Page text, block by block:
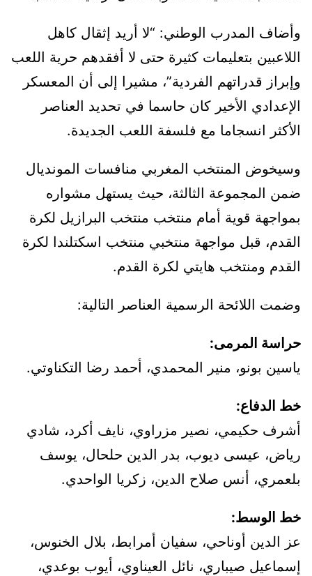
وأضاف المدرب الوطني: “لا أريد إثقال كاهل
اللاعبين بتعليمات كثيرة حتى لا أفقدهم حرية اللعب
وإبراز قدراتهم الفردية”، مشيرا إلى أن المعسكر
الإعدادي الأخير كان حاسما في تحديد العناصر
الأكثر انسجاما مع فلسفة اللعب الجديدة.
وسيخوض المنتخب المغربي منافسات المونديال
ضمن المجموعة الثالثة، حيث يستهل مشواره
بمواجهة قوية أمام منتخب منتخب البرازيل لكرة
القدم، قبل مواجهة منتخبي منتخب اسكتلندا لكرة
القدم ومنتخب هايتي لكرة القدم.
وضمت اللائحة الرسمية العناصر التالية:
حراسة المرمى:
ياسين بونو، منير المحمدي، أحمد رضا التكناوتي.
خط الدفاع:
أشرف حكيمي، نصير مزراوي، نايف أكرد، شادي
رياض، عيسى ديوب، بدر الدين حلحال، يوسف
بلعمري، أنس صلاح الدين، زكريا الواحدي.
خط الوسط:
عز الدين أوناحي، سفيان أمرابط، بلال الخنوس،
إسماعيل صيباري، نائل العيناوي، أيوب بوعدي،